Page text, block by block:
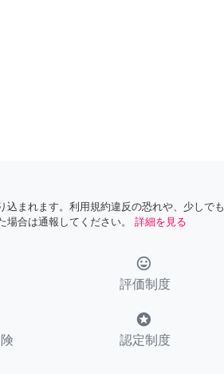
まれます。利用規約違反の恐れや、少しでも
合は通報してください。
詳細を見る
tag_faces
評価制度
stars
認定制度